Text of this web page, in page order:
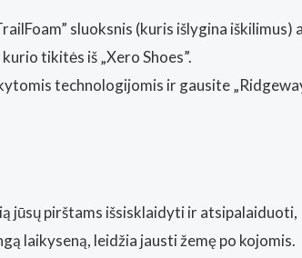
sluoksnis (kuris išlygina
tikitės iš „Xero Shoes”.
technologijomis ir gausite
jūsų pirštams išsisklaidyti ir atsipalaiduoti,
laikyseną, leidžia jausti žemę po kojomis.